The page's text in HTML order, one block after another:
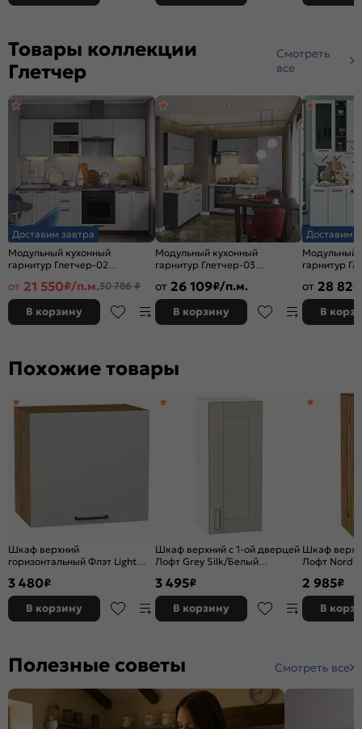
Товары коллекции
Глетчер
Смотреть
все
Доставим завтра
Модульный кухонный
гарнитур Глетчер-02
2140x2400x600
от 21 550₽/п.м.30 786 ₽
В корзину
Модульный кухонный
гарнитур Глетчер-03
2140x1200/2000x600
от 26 109₽/п.м.
В корзину
Доставим
Модульный
гарнитур
от 28 820
В
Похожие товары
Шкаф верхний
горизонтальный Флэт Light
458*500*318
3 480₽
В корзину
Шкаф верхний с 1-ой дверцей
Лофт Grey Silk/Белый
3 495₽
В корзину
Шкаф
Лофт
2 985₽
В
Полезные советы Смотреть все